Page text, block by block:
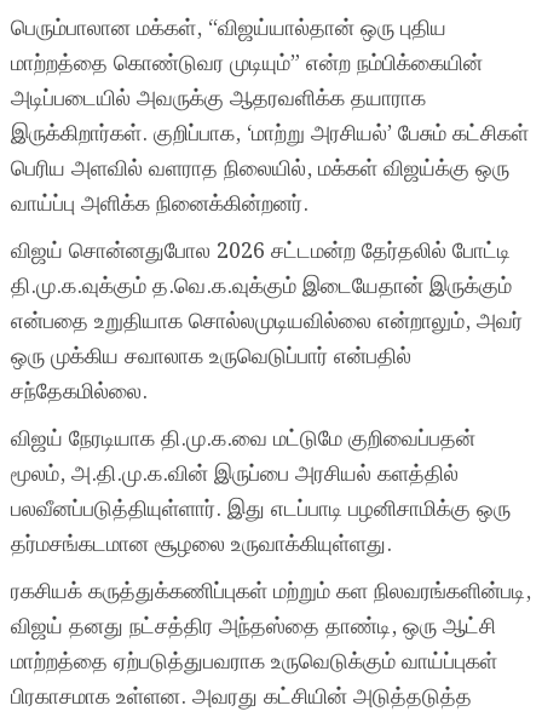
பெரும்பாலான மக்கள், “விஜய்யால்தான் ஒரு புதிய
மாற்றத்தை கொண்டுவர முடியும்” என்ற நம்பிக்கையின்
அடிப்படையில் அவருக்கு ஆதரவளிக்க தயாராக
இருக்கிறார்கள். குறிப்பாக, ‘மாற்று அரசியல்’ பேசும் கட்சிகள்
பெரிய அளவில் வளராத நிலையில், மக்கள் விஜய்க்கு ஒரு
வாய்ப்பு அளிக்க நினைக்கின்றனர்.
விஜய் சொன்னதுபோல 2026 சட்டமன்ற தேர்தலில் போட்டி
தி.மு.க.வுக்கும் த.வெ.க.வுக்கும் இடையேதான் இருக்கும்
என்பதை உறுதியாக சொல்லமுடியவில்லை என்றாலும், அவர்
ஒரு முக்கிய சவாலாக உருவெடுப்பார் என்பதில்
சந்தேகமில்லை.
விஜய் நேரடியாக தி.மு.க.வை மட்டுமே குறிவைப்பதன்
மூலம், அ.தி.மு.க.வின் இருப்பை அரசியல் களத்தில்
பலவீனப்படுத்தியுள்ளார். இது எடப்பாடி பழனிசாமிக்கு ஒரு
தர்மசங்கடமான சூழலை உருவாக்கியுள்ளது.
ரகசியக் கருத்துக்கணிப்புகள் மற்றும் கள நிலவரங்களின்படி,
விஜய் தனது நட்சத்திர அந்தஸ்தை தாண்டி, ஒரு ஆட்சி
மாற்றத்தை ஏற்படுத்துபவராக உருவெடுக்கும் வாய்ப்புகள்
பிரகாசமாக உள்ளன. அவரது கட்சியின் அடுத்தடுத்த